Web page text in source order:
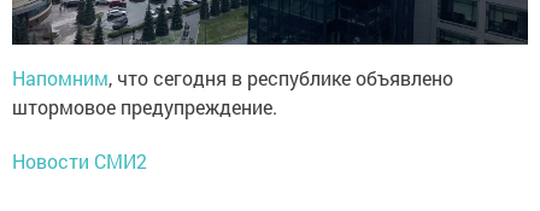
Напомним, что сегодня в республике объявлено
штормовое предупреждение.
Новости СМИ2